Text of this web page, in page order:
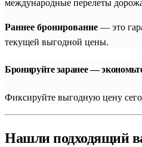
международные перелеты
Раннее бронирование — это
текущей выгодной цены.
Бронируйте заранее —
Фиксируйте выгодную цену
Нашли подходящий